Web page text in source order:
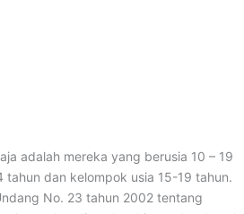
adalah mereka yang berusia 10 – 19
dan kelompok usia 15-19 tahun.
No. 23 tahun 2002 tentang